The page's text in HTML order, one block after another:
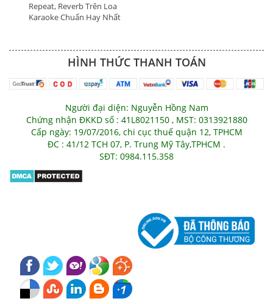
Repeat, Reverb Trên Loa
Karaoke Chuẩn Hay Nhất
HÌNH THỨC THANH TOÁN
Người đại diện: Nguyễn Hồng Nam
Chứng nhận ĐKKD số : 41L8021150 , MST: 0313921880
Cấp ngày: 19/07/2016, chi cục thuế quận 12, TPHCM
ĐC : 41/12 TCH 07, P. Trung Mỹ Tây,TPHCM .
SĐT: 0984.115.358